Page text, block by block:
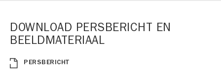
DOWNLOAD PERSBERICHT EN
BEELDMATERIAAL
PERSBERICHT